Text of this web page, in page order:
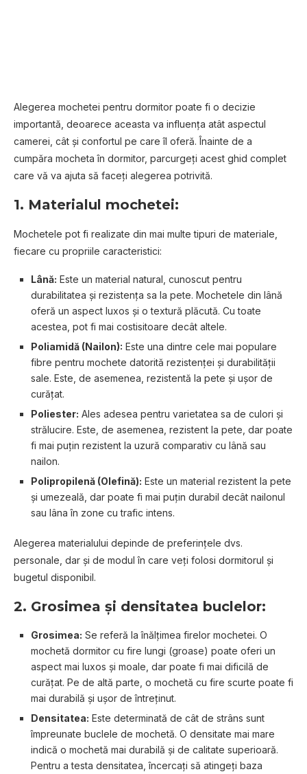
Alegerea mochetei pentru dormitor poate fi o decizie
importantă, deoarece aceasta va influența atât aspectul
camerei, cât și confortul pe care îl oferă. Înainte de a
cumpăra mocheta în dormitor, parcurgeți acest ghid complet
care vă va ajuta să faceți alegerea potrivită.
1. Materialul mochetei:
Mochetele pot fi realizate din mai multe tipuri de materiale,
fiecare cu propriile caracteristici:
Lână: Este un material natural, cunoscut pentru
durabilitatea și rezistența sa la pete. Mochetele din lână
oferă un aspect luxos și o textură plăcută. Cu toate
acestea, pot fi mai costisitoare decât altele.
Poliamidă (Nailon): Este una dintre cele mai populare
fibre pentru mochete datorită rezistenței și durabilității
sale. Este, de asemenea, rezistentă la pete și ușor de
curățat.
Poliester: Ales adesea pentru varietatea sa de culori și
strălucire. Este, de asemenea, rezistent la pete, dar poate
fi mai puțin rezistent la uzură comparativ cu lână sau
nailon.
Polipropilenă (Olefină): Este un material rezistent la pete
și umezeală, dar poate fi mai puțin durabil decât nailonul
sau lâna în zone cu trafic intens.
Alegerea materialului depinde de preferințele dvs.
personale, dar și de modul în care veți folosi dormitorul și
bugetul disponibil.
2. Grosimea și densitatea buclelor:
Grosimea: Se referă la înălțimea firelor mochetei. O
mochetă dormitor cu fire lungi (groase) poate oferi un
aspect mai luxos și moale, dar poate fi mai dificilă de
curățat. Pe de altă parte, o mochetă cu fire scurte poate fi
mai durabilă și ușor de întreținut.
Densitatea: Este determinată de cât de strâns sunt
împreunate buclele de mochetă. O densitate mai mare
indică o mochetă mai durabilă și de calitate superioară.
Pentru a testa densitatea, încercați să atingeți baza